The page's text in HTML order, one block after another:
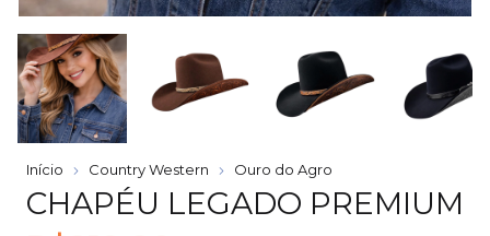
Início Country Western Ouro do Agro
CHAPÉU LEGADO PREMIUM